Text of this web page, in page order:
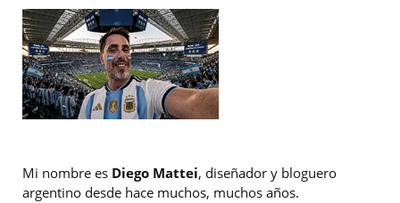
Mi nombre es Diego Mattei, diseñador y bloguero
argentino desde hace muchos, muchos años.